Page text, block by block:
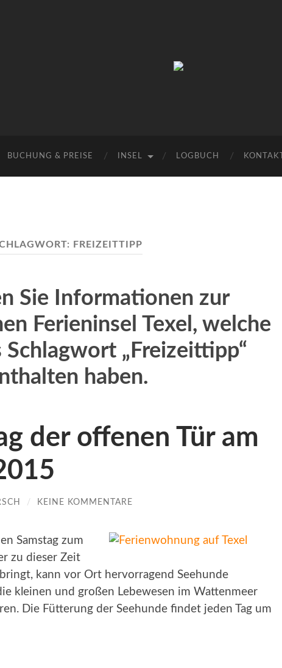
Porsch
BUCHUNG & PREISE INSEL LOGBUCH KONTAKT
FREIZEITTIPP
Sie Informationen zur
Ferieninsel Texel, welche
Schlagwort „Freizeittipp“
haben.
der offenen Tür am
/ KEINE KOMMENTARE
Samstag zum
zu dieser Zeit
kann vor Ort hervorragend Seehunde
kleinen und großen Lebewesen im Wattenmeer
Die Fütterung der Seehunde findet jeden Tag um